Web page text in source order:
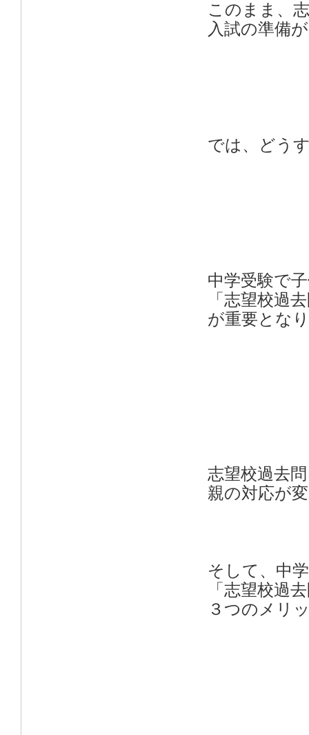
このまま、
入試の準備
では、どう
中学受験で
「志望校過
が重要とな
志望校過去
親の対応が
そして、中
「志望校過
３つのメリ